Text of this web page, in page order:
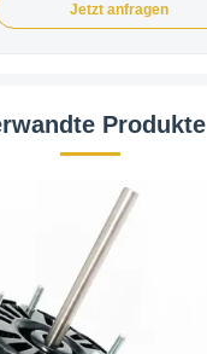
Jetzt anfragen
Produkte